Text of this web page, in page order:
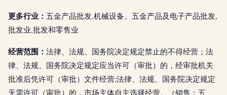
更多行业： 五金产品批发,机械设备、五金产品及电子产品批发,
批发业,批发和零售业
经营范围： 法律、法规、国务院决定规定禁止的不得经营；法
律、法规、国务院决定规定应当许可（审批）的，经审批机关
批准后凭许可（审批）文件经营;法律、法规、国务院决定规定
无需许可（审批）的，市场主体自主选择经营。（销售：五